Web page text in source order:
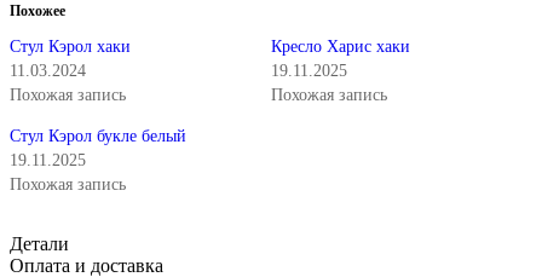
Похожее
Стул Кэрол хаки
11.03.2024
Похожая запись
Кресло Харис хаки
19.11.2025
Похожая запись
Стул Кэрол букле белый
19.11.2025
Похожая запись
Детали
Оплата и доставка